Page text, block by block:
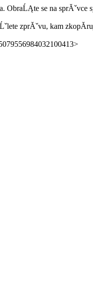
ObraĹĄte se na sprĂˇvce
zprĂˇvu, kam